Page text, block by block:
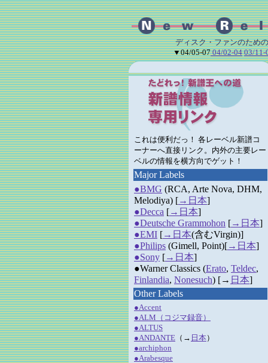
ディスク・ファンのため
▼04/05-0704/02-04 03/11-
これは便利だっ！ 各レーベル新譜コ
ーナーへ直接リンク。内外の主要レー
ベルの情報を横方向でゲット！
Major Labels
●BMG (RCA, Arte Nova, DHM,
Melodiya) [→日本]
●Decca [→日本]
●Deutsche Grammohon [→日本]
●EMI [→日本(含むVirgin)]
●Philips (Gimell, Point)[→日本]
●Sony [→日本]
●Warner Classics (Erato, Teldec,
Finlandia, Nonesuch) [→ 日本]
Other Labels
●Accent
●ALM（コジマ録音）
●ALTUS
●ANDANTE （→ 日本）
●archiphon
●Arabesque